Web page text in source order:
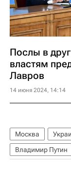
Послы в
властям
Лавров
14 июня 2024, 14:14
Москва
Владимир Путин